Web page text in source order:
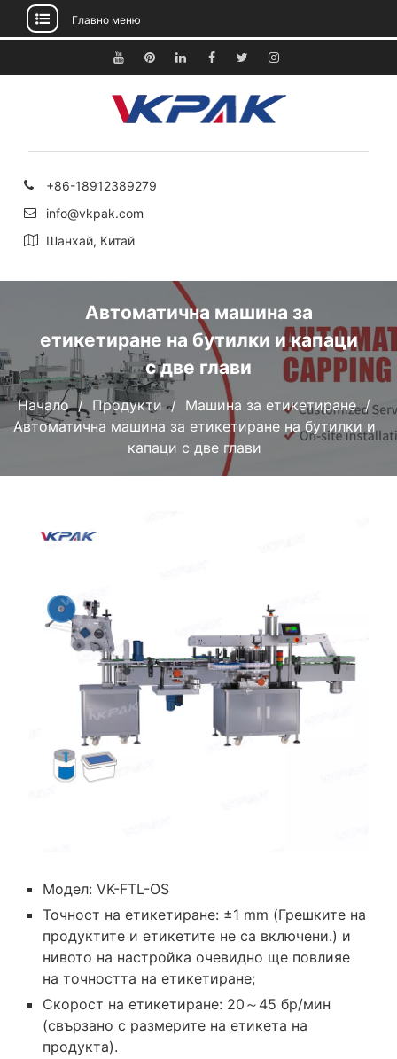
към
Главно меню
YoutubePinterestLinkedinFacebook
TwitterInstagram
+86-18912389279
info@vkpak.com
Шанхай, Китай
Автоматична машина за
етикетиране на бутилки и капаци
с две глави
Начало Продукти
Машина за етикетиране
Автоматична машина за етикетиране на бутилки и
капаци с две глави
Модел: VK-FTL-OS
Точност на етикетиране: ±1 mm (Грешките на
продуктите и етикетите не са включени.) и
нивото на настройка очевидно ще повлияе
на точността на етикетиране;
Скорост на етикетиране: 20～45 бр/мин
(свързано с размерите на етикета на
продукта).